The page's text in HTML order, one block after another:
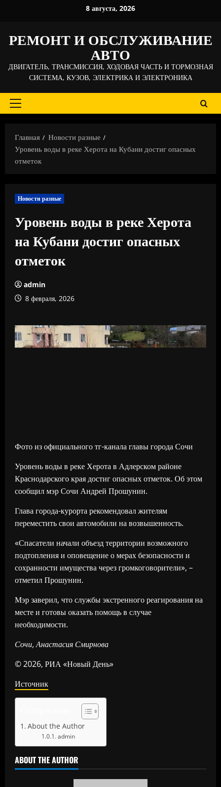
8 августа, 2026
РЕМОНТ И ОБСЛУЖИВАНИЕ
АВТО
ДВИГАТЕЛЬ, ТРАНСМИССИЯ, ХОДОВАЯ ЧАСТЬ И ТОРМОЗНАЯ
СИСТЕМА, КУЗОВ, ЭЛЕКТРИКА И ЭЛЕКТРОНИКА
Основное
Главная
Новости разные
Уровень воды в реке Херота на Кубани достиг опасных
отметок
Новости разные
Уровень воды в реке Херота
на Кубани достиг опасных
отметок
admin
8 февраля, 2026
Фото из официального тг-канала главы города Сочи
Уровень воды в реке Херота в Адлерском районе
Краснодарского края достиг опасных отметок. Об этом
сообщил мэр Сочи Андрей Прошунин.
Глава города-курорта рекомендовал жителям
переместить свои автомобили на возвышенность.
«Спасатели начали объезд территории возможного
подтопления и оповещение о мерах безопасности и
сохранности имущества через громкоговорители», –
отметил Прошунин.
Мэр заверил, что службы экстренного реагирования на
месте и готовы оказать помощь в случае
необходимости.
Сочи, Анастасия Смирнова
© 2026, РИА «Новый День»
Источник
About the Author
admin
ABOUT THE AUTHOR